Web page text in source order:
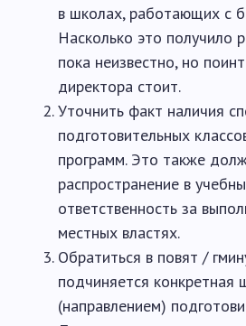
в школах, работающих с
Насколько это получило
пока неизвестно, но
директора стоит.
Уточнить факт наличия
подготовительных
программ. Это также
распространение в
ответственность за
местных властях.
Обратиться в повят /
подчиняется конкретная
(направлением)